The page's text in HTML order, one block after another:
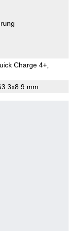
Charge 4+,
mm